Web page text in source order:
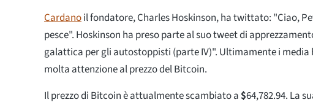
Cardanoil fondatore, Charles Hoskinson, ha twittato: "Ciao,
pesce". Hoskinson ha preso parte al suo tweet di
galattica per gli autostoppisti (parte IV)". Ultimamente i
molta attenzione al prezzo del Bitcoin.
Il prezzo di Bitcoin è attualmente scambiato a$64,782.94. La